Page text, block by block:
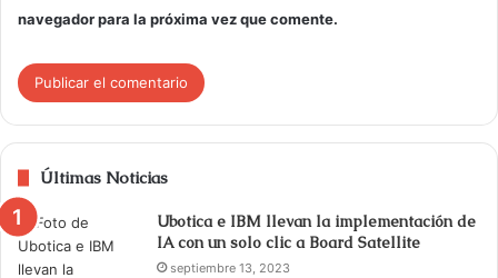
navegador para la próxima vez que comente.
Últimas Noticias
Ubotica e IBM llevan la implementación de
IA con un solo clic a Board Satellite
septiembre 13, 2023